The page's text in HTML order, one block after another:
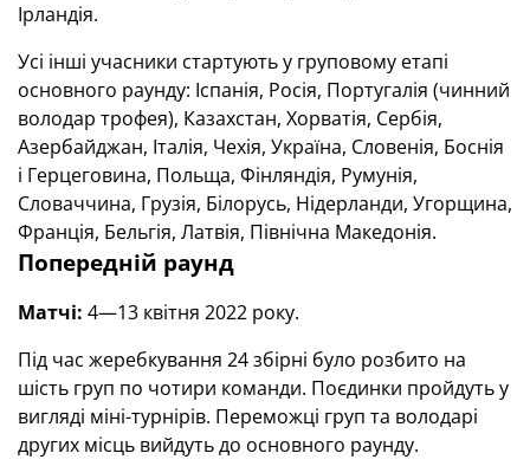
Ірландія.
Усі інші учасники стартують у груповому етапі
основного раунду: Іспанія, Росія, Португалія (чинний
володар трофея), Казахстан, Хорватія, Сербія,
Азербайджан, Італія, Чехія, Україна, Словенія, Боснія
і Герцеговина, Польща, Фінляндія, Румунія,
Словаччина, Грузія, Білорусь, Нідерланди, Угорщина,
Франція, Бельгія, Латвія, Північна Македонія.
Попередній раунд
Матчі: 4—13 квітня 2022 року.
Під час жеребкування 24 збірні було розбито на
шість груп по чотири команди. Поєдинки пройдуть у
вигляді міні-турнірів. Переможці груп та володарі
других місць вийдуть до основного раунду.